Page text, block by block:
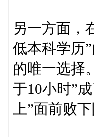
另一方面，
低本科学历
的唯一选择
于10小时”
上”面前败下